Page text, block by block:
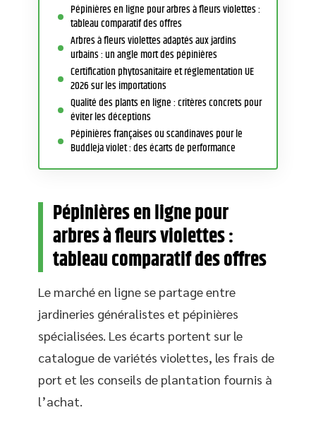
Pépinières en ligne pour arbres à fleurs violettes :
tableau comparatif des offres
Arbres à fleurs violettes adaptés aux jardins
urbains : un angle mort des pépinières
Certification phytosanitaire et réglementation UE
2026 sur les importations
Qualité des plants en ligne : critères concrets pour
éviter les déceptions
Pépinières françaises ou scandinaves pour le
Buddleja violet : des écarts de performance
Pépinières en ligne pour
arbres à fleurs violettes :
tableau comparatif des offres
Le marché en ligne se partage entre
jardineries généralistes et pépinières
spécialisées. Les écarts portent sur le
catalogue de variétés violettes, les frais de
port et les conseils de plantation fournis à
l’achat.